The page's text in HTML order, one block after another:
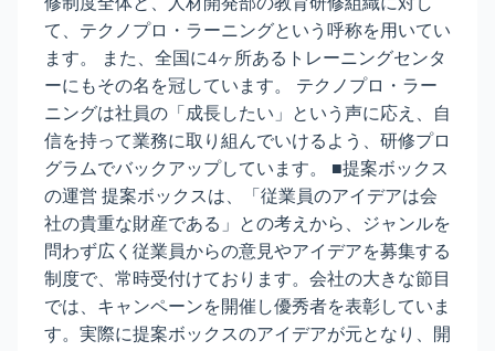
て、テクノプロ・ラーニングという呼称を用いてい
ます。 また、全国に4ヶ所あるトレーニングセンタ
ーにもその名を冠しています。 テクノプロ・ラー
ニングは社員の「成長したい」という声に応え、自
信を持って業務に取り組んでいけるよう、研修プロ
グラムでバックアップしています。 ■提案ボックス
の運営 提案ボックスは、「従業員のアイデアは会
社の貴重な財産である」との考えから、ジャンルを
問わず広く従業員からの意見やアイデアを募集する
制度で、常時受付けております。会社の大きな節目
では、キャンペーンを開催し優秀者を表彰していま
す。実際に提案ボックスのアイデアが元となり、開